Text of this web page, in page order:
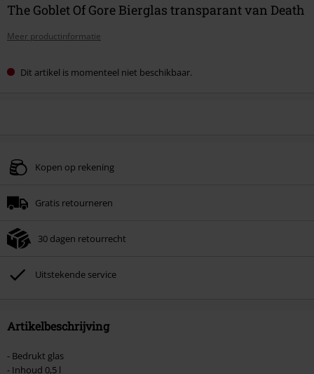
The Goblet Of Gore Bierglas transparant van Death
Meer productinformatie
Dit artikel is momenteel niet beschikbaar.
Kopen op rekening
Gratis retourneren
30 dagen retourrecht
Uitstekende service
Artikelbeschrijving
- Bedrukt glas
- Inhoud 0,5 l